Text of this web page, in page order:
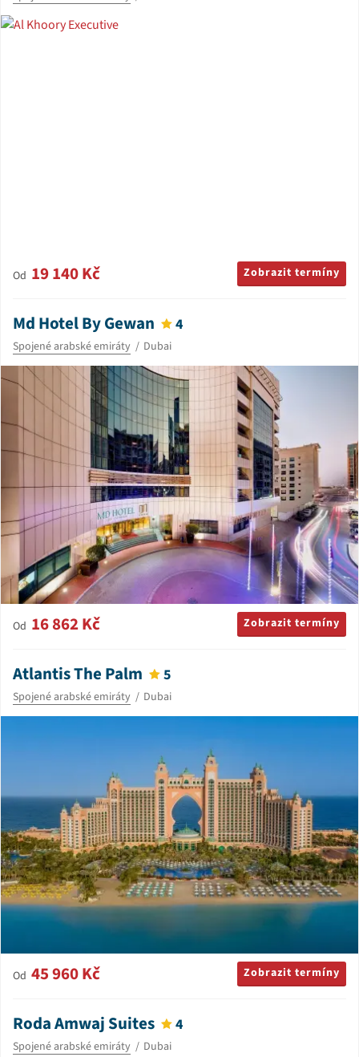
Od 19 140 Kč Zobrazit termíny
Md Hotel By Gewan 4
Spojené arabské emiráty Dubai
Od 16 862 Kč Zobrazit termíny
Atlantis The Palm 5
Spojené arabské emiráty Dubai
Od 45 960 Kč Zobrazit termíny
Roda Amwaj Suites 4
Spojené arabské emiráty Dubai